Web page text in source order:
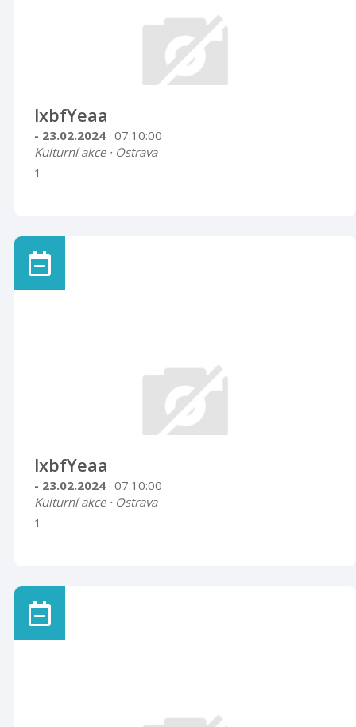
lxbfYeaa
- 23.02.2024 · 07:10:00
Kulturní akce · Ostrava
1
lxbfYeaa
- 23.02.2024 · 07:10:00
Kulturní akce · Ostrava
1